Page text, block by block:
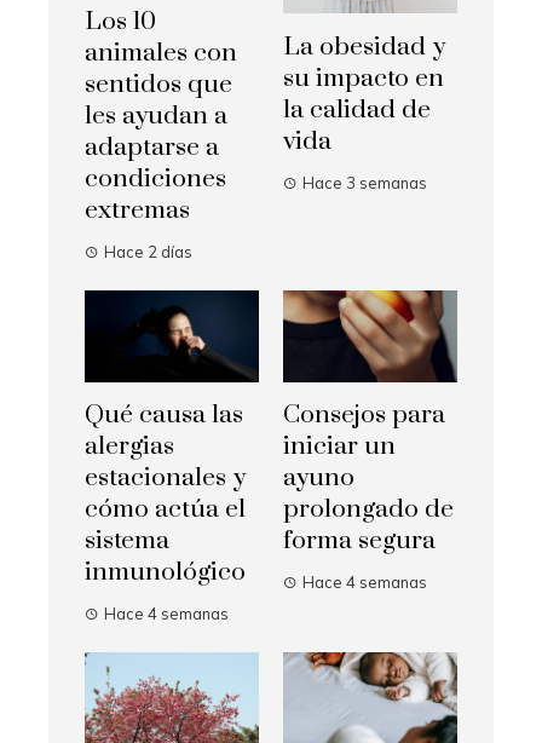
Los 10
animales con
sentidos que
les ayudan a
adaptarse a
condiciones
extremas
Hace 2 días
La obesidad y
su impacto en
la calidad de
vida
Hace 3 semanas
Qué causa las
alergias
estacionales y
cómo actúa el
sistema
inmunológico
Hace 4 semanas
Consejos para
iniciar un
ayuno
prolongado de
forma segura
Hace 4 semanas